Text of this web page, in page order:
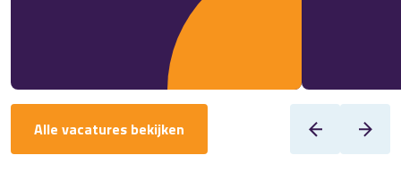
Alle vacatures bekijken